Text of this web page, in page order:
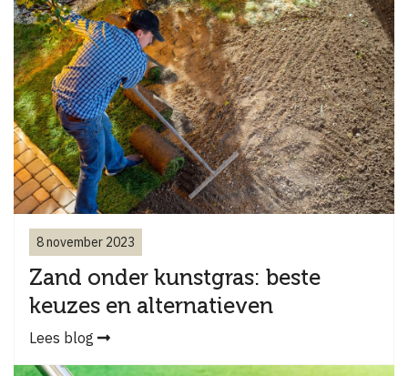
8 november 2023
Zand onder kunstgras: beste
keuzes en alternatieven
Lees blog